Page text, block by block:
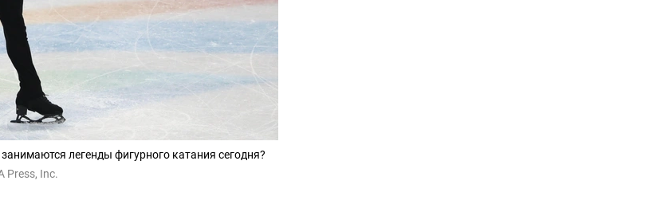
легенды фигурного катания сегодня?
Press, Inc.